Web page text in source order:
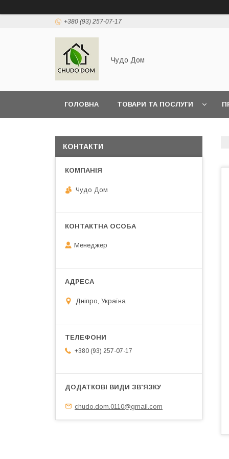
+380 (93) 257-07-17
Чудо Дом
ГОЛОВНА ТОВАРИ ТА ПОСЛУГИ
КОНТАКТИ
Чудо Дом
Менеджер
Дніпро, Україна
+380 (93) 257-07-17
chudo.dom.0110@gmail.com